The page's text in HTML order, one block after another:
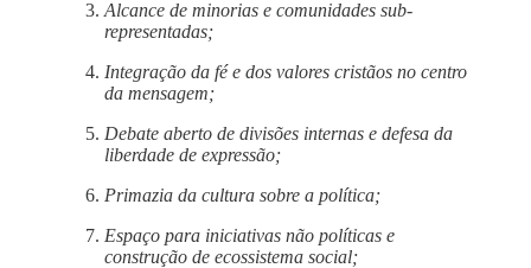
Alcance de minorias e comunidades sub-
representadas;
Integração da fé e dos valores cristãos no centro
da mensagem;
Debate aberto de divisões internas e defesa da
liberdade de expressão;
Primazia da cultura sobre a política;
Espaço para iniciativas não políticas e
construção de ecossistema social;